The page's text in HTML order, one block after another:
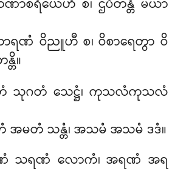
ာဏာစရိယေဟီ စ၊ ဌပိတန္တိ မယာ
ရဏံ ဝိညူဟီ စ၊ ဝိစာရေတွာ ဝိ
တိ။
သုဂတံ သေဋ္ဌံ၊ ကုသလံကုသလံ
အမတံ သန္တံ၊ အသမံ အသမံ ဒဒံ။
သရဏံ လောကံ၊ အရဏံ အရ